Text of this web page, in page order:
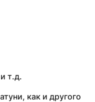
т.д.
как и другого